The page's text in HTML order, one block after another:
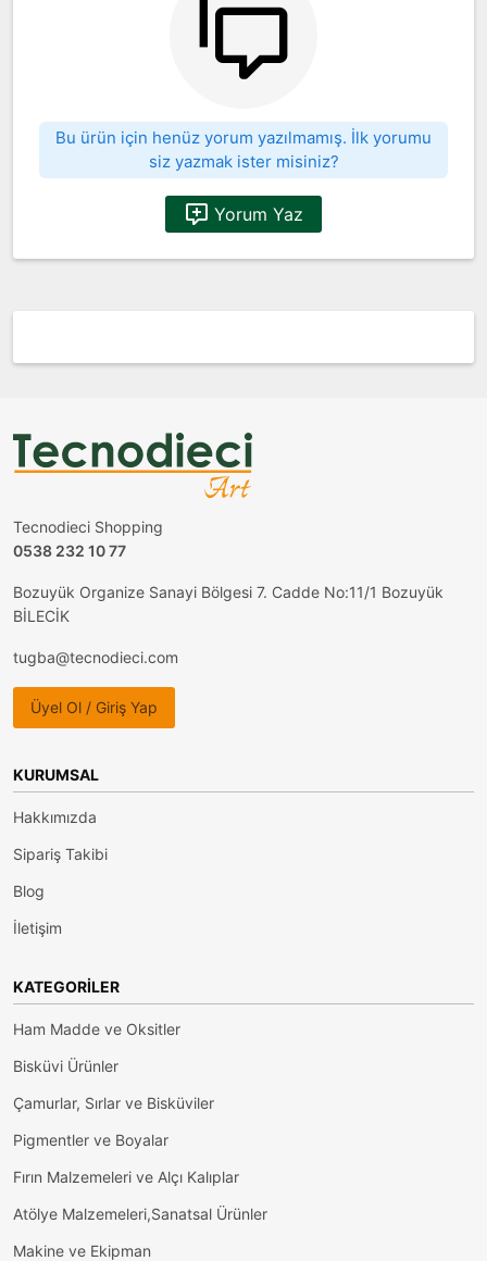
Bu ürün için henüz yorum yazılmamış. İlk yorumu
siz yazmak ister misiniz?
Yorum Yaz
Tecnodieci Shopping
0538 232 10 77
Bozuyük Organize Sanayi Bölgesi 7. Cadde No:11/1 Bozuyük
BİLECİK
tugba@tecnodieci.com
Üyel Ol / Giriş Yap
KURUMSAL
Hakkımızda
Sipariş Takibi
Blog
İletişim
KATEGORILER
Ham Madde ve Oksitler
Bisküvi Ürünler
Çamurlar, Sırlar ve Bisküviler
Pigmentler ve Boyalar
Fırın Malzemeleri ve Alçı Kalıplar
Atölye Malzemeleri,Sanatsal Ürünler
Makine ve Ekipman